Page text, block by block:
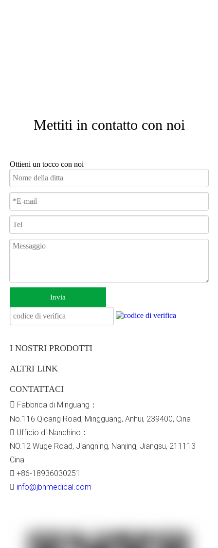
Mettiti in contatto con noi
Ottieni un tocco con noi
Invia
I NOSTRI PRODOTTI
ALTRI LINK
CONTATTACI
 Fabbrica di Minguang：
No.116 Qicang Road, Mingguang, Anhui, 239400, Cina
 Ufficio di Nanchino：
NO.12 Wuge Road, Jiangning, Nanjing, Jiangsu, 211113
Cina
 +86-18936030251
 info@jbhmedical.com